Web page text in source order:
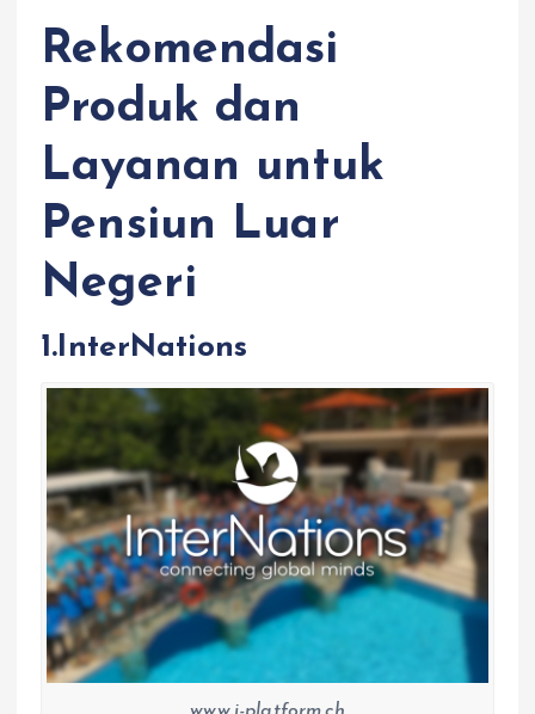
Rekomendasi
Produk dan
Layanan untuk
Pensiun Luar
Negeri
1.InterNations